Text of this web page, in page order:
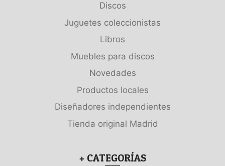
Discos
Juguetes coleccionistas
Libros
Muebles para discos
Novedades
Productos locales
Diseñadores independientes
Tienda original Madrid
+ CATEGORÍAS